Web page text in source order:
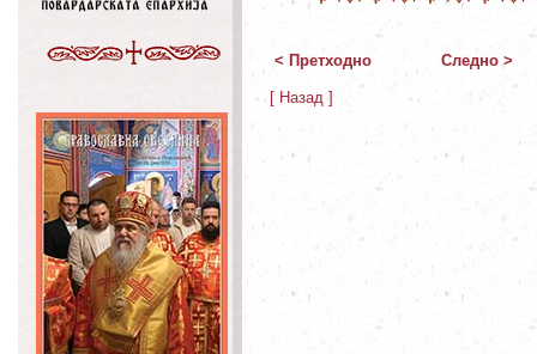
< Претходно Следно >
[ Назад ]